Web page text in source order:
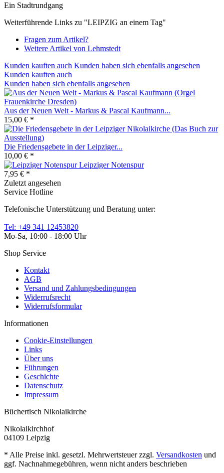
Ein Stadtrundgang
Weiterführende Links zu "LEIPZIG an einem Tag"
Fragen zum Artikel?
Weitere Artikel von Lehmstedt
Kunden kauften auch Kunden haben sich ebenfalls angesehen
Kunden kauften auch
Kunden haben sich ebenfalls angesehen
Aus der Neuen Welt - Markus & Pascal Kaufmann...
15,00 € *
Die Friedensgebete in der Leipziger...
10,00 € *
Leipziger Notenspur
7,95 € *
Zuletzt angesehen
Service Hotline
Telefonische Unterstützung und Beratung unter:
Tel: +49 341 12453820
Mo-Sa, 10:00 - 18:00 Uhr
Shop Service
Kontakt
AGB
Versand und Zahlungsbedingungen
Widerrufsrecht
Widerrufsformular
Informationen
Cookie-Einstellungen
Links
Über uns
Führungen
Geschichte
Datenschutz
Impressum
Büchertisch Nikolaikirche
Nikolaikirchhof
04109 Leipzig
* Alle Preise inkl. gesetzl. Mehrwertsteuer zzgl. Versandkosten und
ggf. Nachnahmegebühren, wenn nicht anders beschrieben